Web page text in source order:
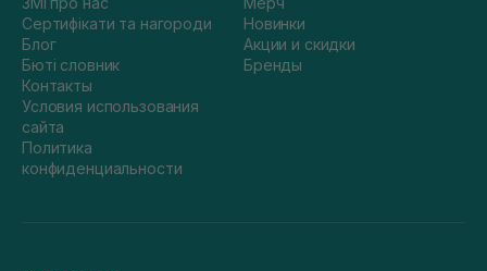
Сертифікати та нагороди
Блог
Бюті словник
Контакты
Условия использования
сайта
Политика
конфиденциальности
Новинки
Акции и скидки
Бренды